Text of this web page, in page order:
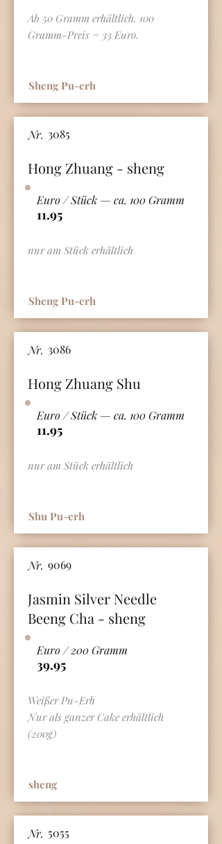
Ab 50 Gramm erhältlich. 100
Gramm-Preis = 33 Euro.
Sheng Pu-erh
3085
Nr.
Hong Zhuang - sheng
11.95
Euro / Stück — ca. 100 Gramm
nur am Stück erhältlich
Sheng Pu-erh
3086
Nr.
Hong Zhuang Shu
11.95
Euro / Stück — ca. 100 Gramm
nur am Stück erhältlich
Shu Pu-erh
9069
Nr.
Jasmin Silver Needle
Beeng Cha - sheng
39.95
Euro / 200 Gramm
Weißer Pu-Erh
Nur als ganzer Cake erhältlich
(200g)
sheng
5055
Nr.